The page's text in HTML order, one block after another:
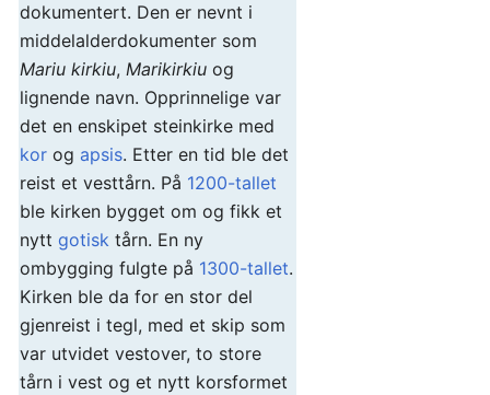
dokumentert. Den er nevnt i
middelalderdokumenter som
Mariu kirkiu, Marikirkiu og
lignende navn. Opprinnelige var
det en enskipet steinkirke med
kor og apsis. Etter en tid ble det
reist et vesttårn. På 1200-tallet
ble kirken bygget om og fikk et
nytt gotisk tårn. En ny
ombygging fulgte på 1300-tallet.
Kirken ble da for en stor del
gjenreist i tegl, med et skip som
var utvidet vestover, to store
tårn i vest og et nytt korsformet